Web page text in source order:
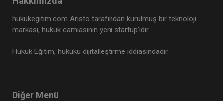
hukukegitim.com Aristo tarafından kurulmuş bir teknoloji
markası, hukuk camiasının yeni startup’ıdır.
Hukuk Eğitim, hukuku dijitalleştirme iddiasındadır.
Diğer Menü